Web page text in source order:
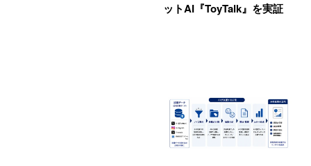
ットAI『ToyTalk』を実証